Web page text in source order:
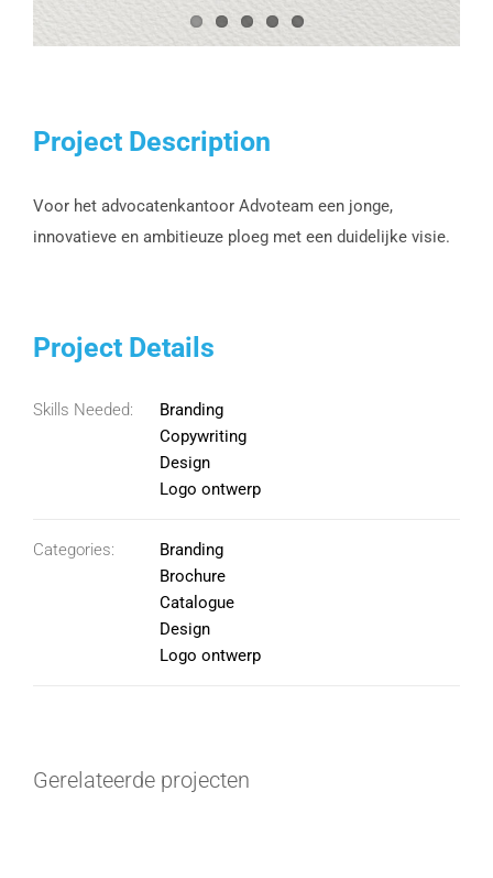
Project Description
Voor het advocatenkantoor Advoteam een jonge,
innovatieve en ambitieuze ploeg met een duidelijke visie.
Project Details
Skills Needed:
Branding
Copywriting
Design
Logo ontwerp
Categories:
Branding
Brochure
Catalogue
Design
Logo ontwerp
Gerelateerde projecten